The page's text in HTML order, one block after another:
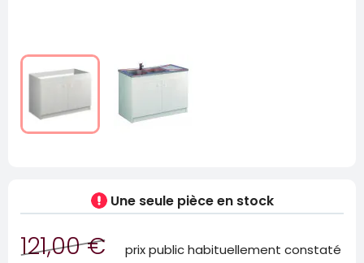
Une seule pièceen stock
121,00 € prix public habituellement constaté